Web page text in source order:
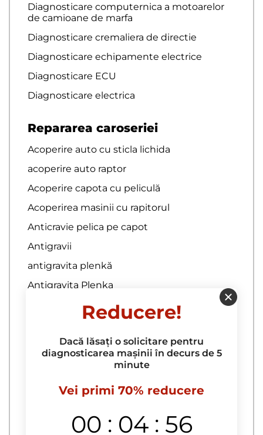
Diagnosticare computernica a motoarelor
de camioane de marfa
Diagnosticare cremaliera de directie
Diagnosticare echipamente electrice
Diagnosticare ECU
Diagnosticare electrica
Repararea caroseriei
Acoperire auto cu sticla lichida
acoperire auto raptor
Acoperire capota cu peliculă
Acoperirea masinii cu rapitorul
Anticravie pelica pe capot
Antigravii
antigravita plenkă
Antigravita Plenka
Antigravita poliuretana
asigurare auto
Autocolant auto
Autocolant pe masina
Reducere!
Dacă lăsați o solicitare pentru
diagnosticarea mașinii în decurs de 5
minute
Vei primi 70% reducere
00 : 04 : 55